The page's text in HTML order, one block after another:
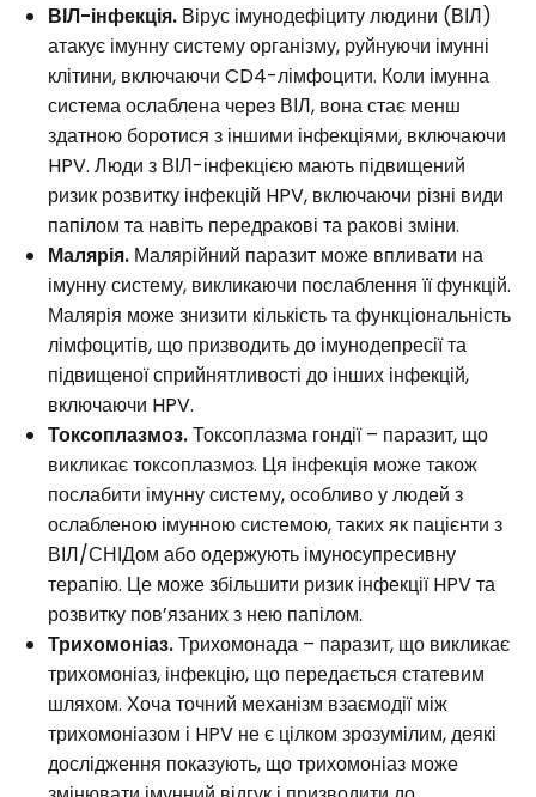
ВІЛ-інфекція. Вірус імунодефіциту людини (ВІЛ)
атакує імунну систему організму, руйнуючи імунні
клітини, включаючи CD4-лімфоцити. Коли імунна
система ослаблена через ВІЛ, вона стає менш
здатною боротися з іншими інфекціями, включаючи
HPV. Люди з ВІЛ-інфекцією мають підвищений
ризик розвитку інфекцій HPV, включаючи різні види
папілом та навіть передракові та ракові зміни.
Малярія. Малярійний паразит може впливати на
імунну систему, викликаючи послаблення її функцій.
Малярія може знизити кількість та функціональність
лімфоцитів, що призводить до імунодепресії та
підвищеної сприйнятливості до інших інфекцій,
включаючи HPV.
Токсоплазмоз.Токсоплазма гондії – паразит, що
викликає токсоплазмоз. Ця інфекція може також
послабити імунну систему, особливо у людей з
ослабленою імунною системою, таких як пацієнти з
ВІЛ/СНІДом або одержують імуносупресивну
терапію. Це може збільшити ризик інфекції HPV та
розвитку пов’язаних з нею папілом.
Трихомоніаз.Трихомонада – паразит, що викликає
трихомоніаз, інфекцію, що передається статевим
шляхом. Хоча точний механізм взаємодії між
трихомоніазом і HPV не є цілком зрозумілим, деякі
дослідження показують, що трихомоніаз може